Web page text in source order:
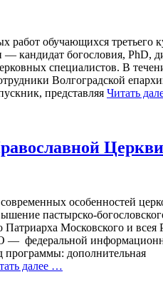
обучающихся третьего
кандидат богословия, PhD,
специалистов. В
Волгоградской
представляя Читать
Церкви
особенностей
пастырско-
Московского и всея
— федеральной
программы: дополнительная
далее …